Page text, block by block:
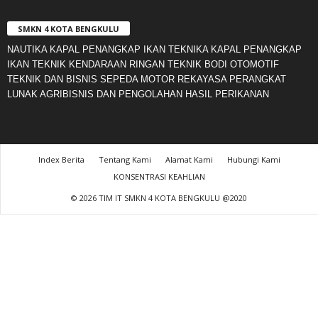
SMKN 4 KOTA BENGKULU
NAUTIKA KAPAL PENANGKAP IKAN TEKNIKA KAPAL PENANGKAP
IKAN TEKNIK KENDARAAN RINGAN TEKNIK BODI OTOMOTIF
TEKNIK DAN BISNIS SEPEDA MOTOR REKAYASA PERANGKAT
LUNAK AGRIBISNIS DAN PENGOLAHAN HASIL PERIKANAN
Index Berita Tentang Kami Alamat Kami
Hubungi Kami
KONSENTRASI KEAHLIAN
© 2026 TIM IT SMKN 4 KOTA BENGKULU @2020